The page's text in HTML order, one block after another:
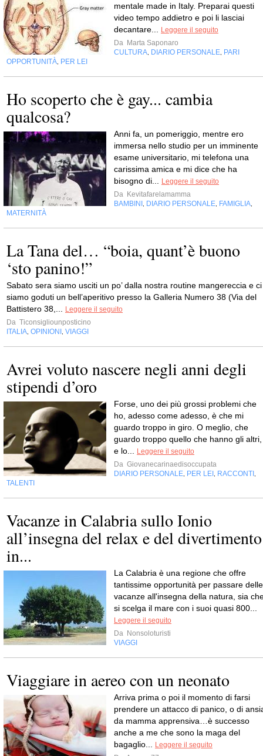
mentale made in Italy. Preparai questi
video tempo addietro e poi li lasciai
decantare... Leggere il seguito
Da Marta Saponaro
CULTURA, DIARIO PERSONALE, PARI
OPPORTUNITÀ, PER LEI
Ho scoperto che è gay... cambia
qualcosa?
Anni fa, un pomeriggio, mentre ero
immersa nello studio per un imminente
esame universitario, mi telefona una
carissima amica e mi dice che ha
bisogno di... Leggere il seguito
Da Kevitafarelamamma
BAMBINI , DIARIO PERSONALE, FAMIGLIA,
MATERNITÀ
La Tana del… “boia, quant’è buono
‘sto panino!”
Sabato sera siamo usciti un po’ dalla nostra routine mangereccia e ci
siamo goduti un bell’aperitivo presso la Galleria Numero 38 (Via del
Battistero 38,... Leggere il seguito
Da Ticonsigliounposticino
ITALIA, OPINIONI , VIAGGI
Avrei voluto nascere negli anni degli
stipendi d’oro
Forse, uno dei più grossi problemi che
ho, adesso come adesso, è che mi
guardo troppo in giro. O meglio, che
guardo troppo quello che hanno gli altri,
e lo... Leggere il seguito
Da Giovanecarinaedisoccupata
DIARIO PERSONALE, PER LEI , RACCONTI ,
TALENTI
Vacanze in Calabria sullo Ionio
all’insegna del relax e del divertimento
in...
La Calabria è una regione che offre
tantissime opportunità per passare delle
vacanze all'insegna della natura, sia
si scelga il mare con i suoi quasi 800...
Leggere il seguito
Da Nonsoloturisti
VIAGGI
Viaggiare in aereo con un neonato
Arriva prima o poi il momento di farsi
prendere un attacco di panico, o di
da mamma apprensiva…è successo
anche a me che sono la maga del
bagaglio... Leggere il seguito